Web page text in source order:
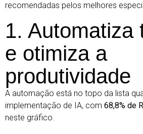
recomendadas pelos melhores
1. Automatiza
e otimiza a
produtividade
A automação está no topo da lista
implementação de IA, com 68,8% de
neste gráfico.